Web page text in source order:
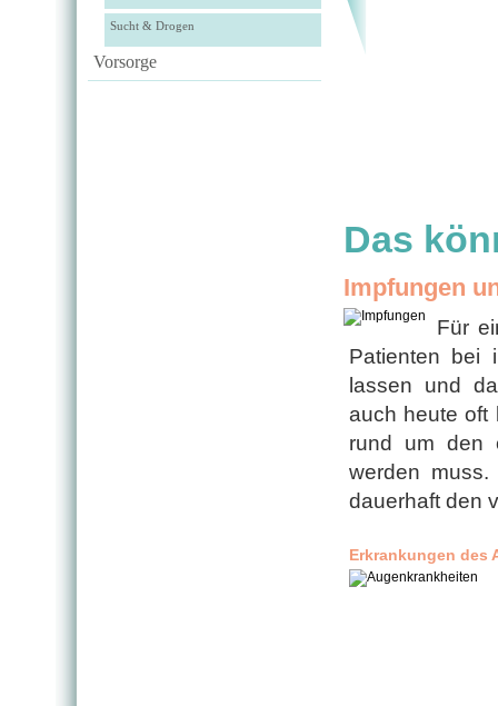
Sucht & Drogen
Vorsorge
Das
Impfungen
Für
Patienten bei
lassen und
auch heute oft
rund um den
werden
dauerhaft den
Erkrankungen des